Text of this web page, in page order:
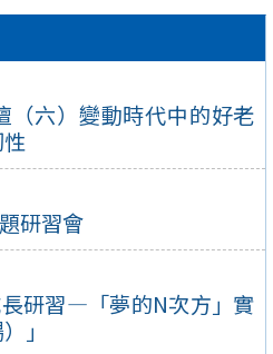
（六）變動時代中的好老
研習會
長研習—「夢的N次方」實
」